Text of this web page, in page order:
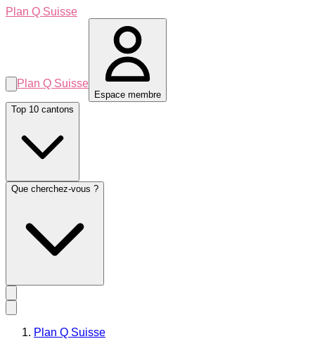
Plan Q Suisse
Plan Q Suisse
Espace membre
Top 10 cantons
Que cherchez-vous ?
Plan Q Suisse